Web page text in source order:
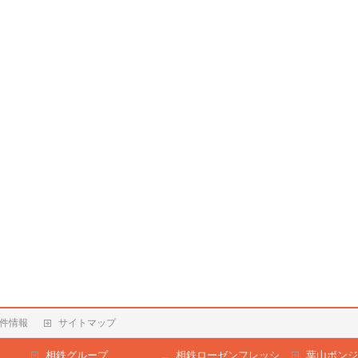
情報 サイトマップ
相鉄グループ 相鉄ローゼンフレッシ 葉山ボン